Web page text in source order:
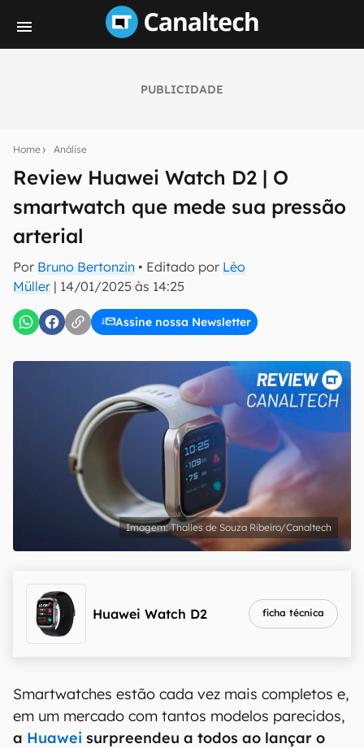
PUBLICIDADE
Home Análise
Review Huawei Watch D2 | O
smartwatch que mede sua pressão
arterial
Por Bruno Bertonzin • Editado por Léo
Müller | 14/01/2025 às 14:25
Assine nossa Newsletter
notícias e reviews sobre tecnologia em primeira
mão.
E-mail
inscreva-se
Confirmo que li, aceito e concordo com os Termos de
Uso e Política de Privacidade do Canaltech.
Thalles de Souza Ribeiro/Canaltech
Huawei Watch D2 ficha técnica
Smartwatches estão cada vez mais completos e,
em um mercado com tantos modelos parecidos,
a Huawei surpreendeu a todos ao lançar o